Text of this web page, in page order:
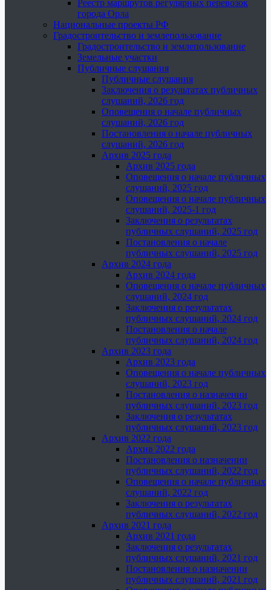
Реестр маршрутов регулярных перевозок
города Орла
Национальные проекты РФ
Градостроительство и землепользование
Градостроительство и землепользование
Земельные участки
Публичные слушания
Публичные слушания
Заключения о результатах публичных
слушаний, 2026 год
Оповещения о начале публичных
слушаний, 2026 год
Постановления о начале публичных
слушаний, 2026 год
Архив 2025 года
Архив 2025 года
Оповещения о начале публичных
слушаний, 2025 год
Оповещения о начале публичных
слушаний, 2025-1 год
Заключения о результатах
публичных слушаний, 2025 год
Постановления о начале
публичных слушаний, 2025 год
Архив 2024 года
Архив 2024 года
Оповещения о начале публичных
слушаний, 2024 год
Заключения о результатах
публичных слушаний, 2024 год
Постановления о начале
публичных слушаний, 2024 год
Архив 2023 года
Архив 2023 года
Оповещения о начале публичных
слушаний, 2023 год
Постановления о назначении
публичных слушаний, 2023 год
Заключения о результатах
публичных слушаний, 2023 год
Архив 2022 года
Архив 2022 года
Постановления о назначении
публичных слушаний, 2022 год
Оповещения о начале публичных
слушаний, 2022 год
Заключения о результатах
публичных слушаний, 2022 год
Архив 2021 года
Архив 2021 года
Заключения о результатах
публичных слушаний, 2021 год
Постановления о назначении
публичных слушаний, 2021 год